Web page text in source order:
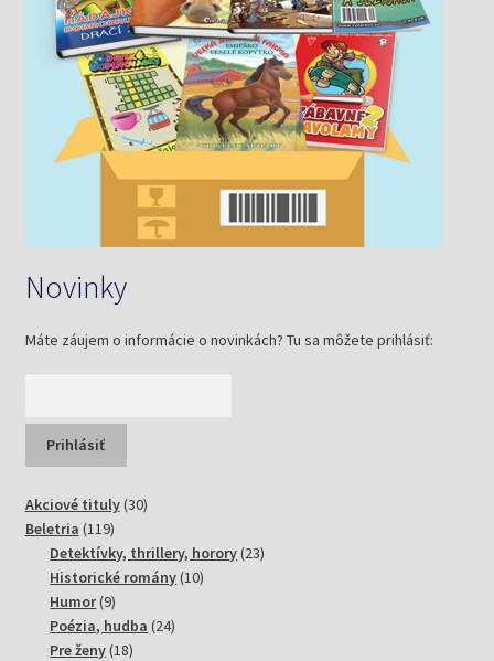
Novinky
Máte záujem o informácie o novinkách? Tu sa môžete prihlásiť:
Akciové tituly 3030
Beletria 119119
produktov
Detektívky, thrillery, horory 2323
Historické romány 1010
Humor 99
produktov
Poézia, hudba 2424
Pre ženy 1818